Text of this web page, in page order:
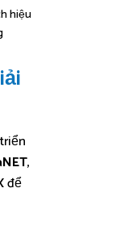
hiệu
,
để